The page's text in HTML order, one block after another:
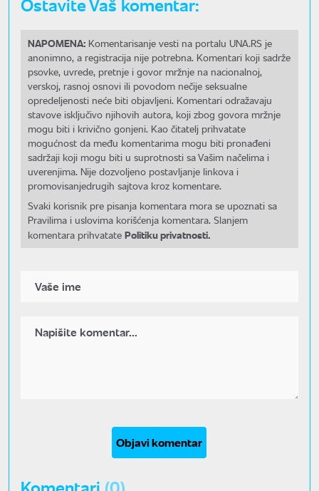
NAPOMENA: Komentarisanje vesti na portalu UNA.RS je
anonimno, a registracija nije potrebna. Komentari koji sadrže
psovke, uvrede, pretnje i govor mržnje na nacionalnoj,
verskoj, rasnoj osnovi ili povodom nečije seksualne
opredeljenosti neće biti objavljeni. Komentari odražavaju
stavove isključivo njihovih autora, koji zbog govora mržnje
mogu biti i krivično gonjeni. Kao čitatelj prihvatate
mogućnost da među komentarima mogu biti pronađeni
sadržaji koji mogu biti u suprotnosti sa Vašim načelima i
uverenjima. Nije dozvoljeno postavljanje linkova i
promovisanjedrugih sajtova kroz komentare.
Svaki korisnik pre pisanja komentara mora se upoznati sa
Pravilima i uslovima korišćenja komentara. Slanjem
komentara prihvatate Politiku privatnosti.
Objavi komentar